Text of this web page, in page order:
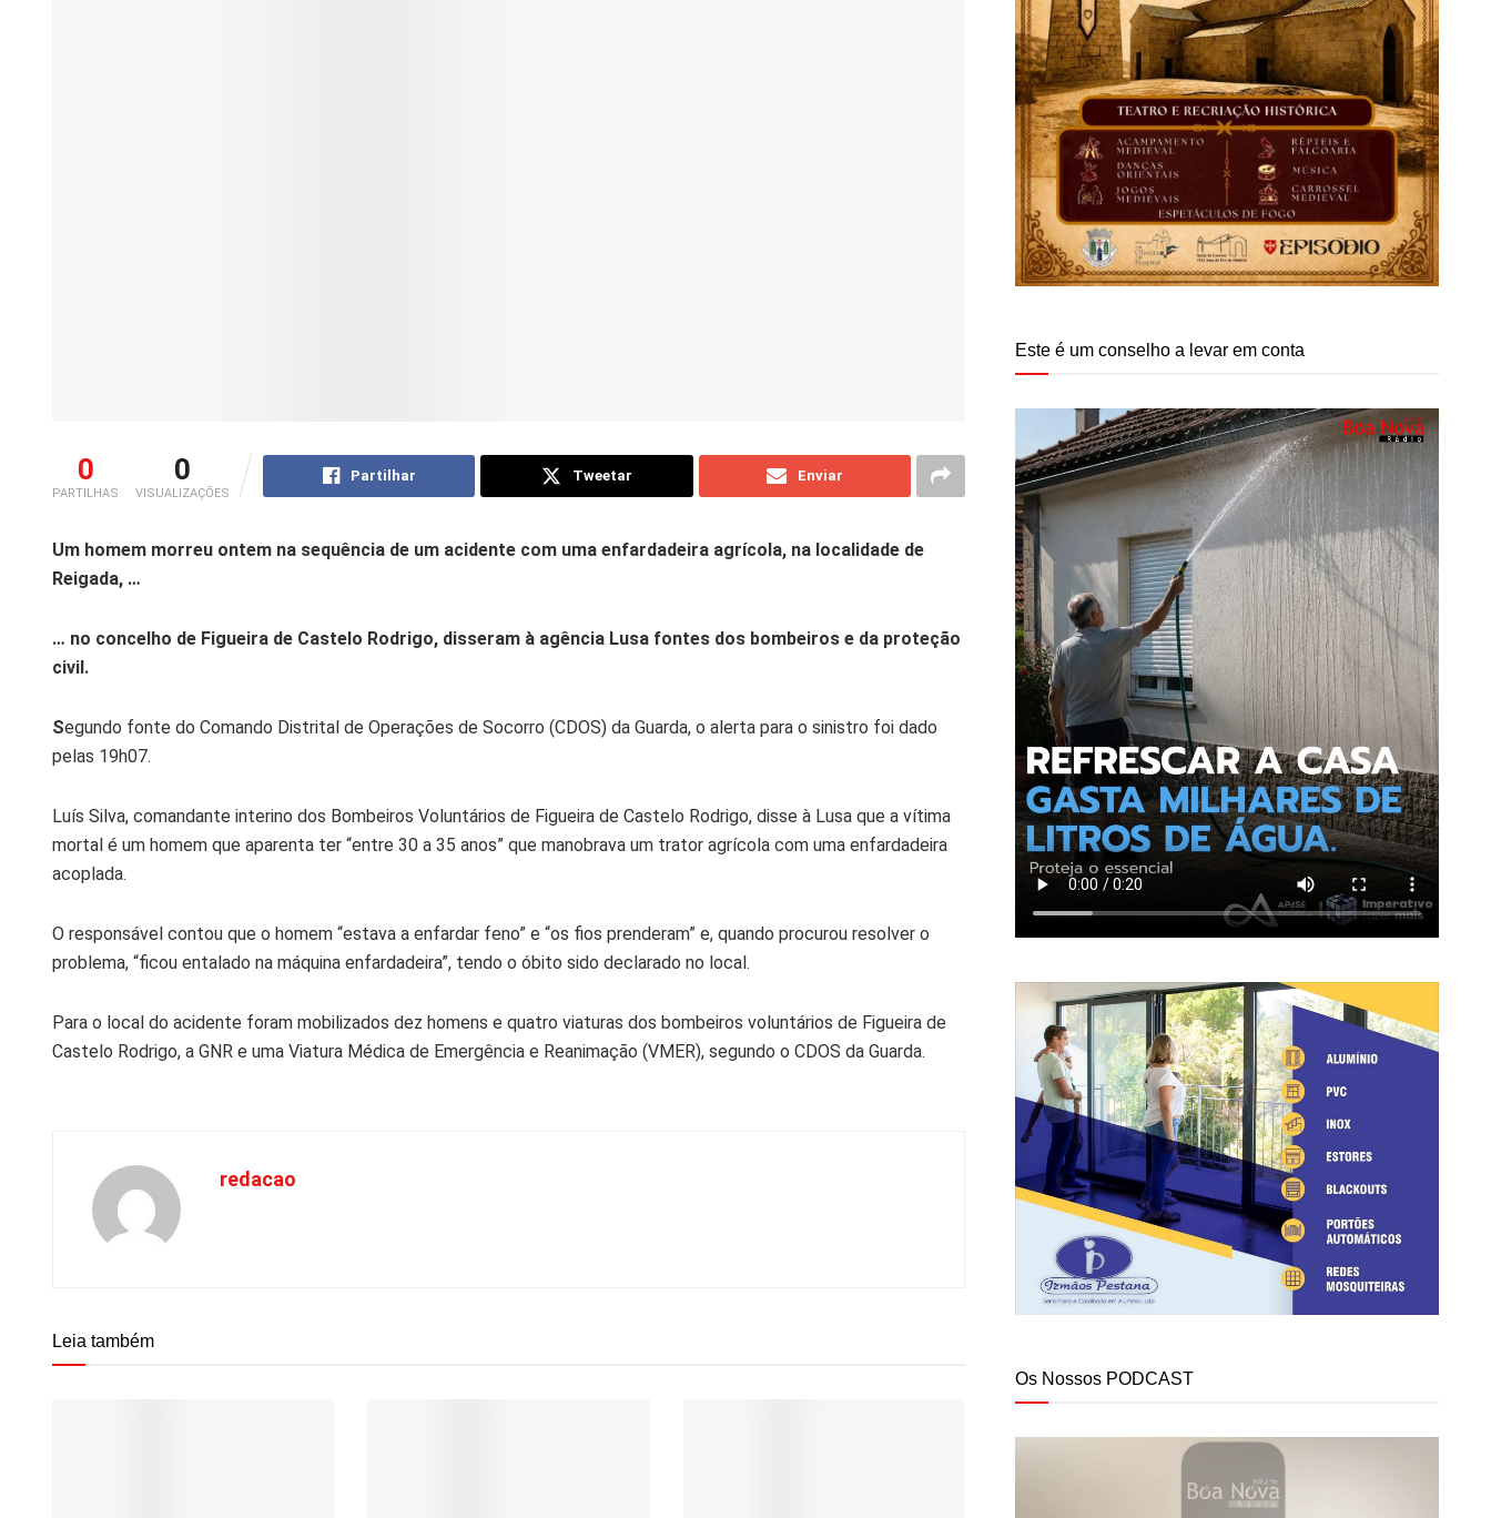
0
PARTILHAS
0
VISUALIZAÇÕES
Partilhar Tweetar Enviar
Um homem morreu ontem na sequência de um acidente com uma enfardadeira agrícola, na localidade de
Reigada, …
… no concelho de Figueira de Castelo Rodrigo, disseram à agência Lusa fontes dos bombeiros e da proteção
civil.
Segundo fonte do Comando Distrital de Operações de Socorro (CDOS) da Guarda, o alerta para o sinistro foi dado
pelas 19h07.
Luís Silva, comandante interino dos Bombeiros Voluntários de Figueira de Castelo Rodrigo, disse à Lusa que a vítima
mortal é um homem que aparenta ter “entre 30 a 35 anos” que manobrava um trator agrícola com uma enfardadeira
acoplada.
O responsável contou que o homem “estava a enfardar feno” e “os fios prenderam” e, quando procurou resolver o
problema, “ficou entalado na máquina enfardadeira”, tendo o óbito sido declarado no local.
Para o local do acidente foram mobilizados dez homens e quatro viaturas dos bombeiros voluntários de Figueira de
Castelo Rodrigo, a GNR e uma Viatura Médica de Emergência e Reanimação (VMER), segundo o CDOS da Guarda.
redacao
Leia também
Este é um conselho a levar em conta
Os Nossos PODCAST